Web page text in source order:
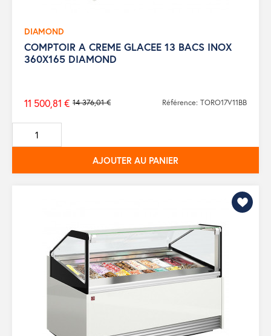
DIAMOND
COMPTOIR A CREME GLACEE 13 BACS INOX
360X165 DIAMOND
Prix
de
base
14 376,01 €
11 500,81 € Référence: TORO17V11BB
AJOUTER AU PANIER